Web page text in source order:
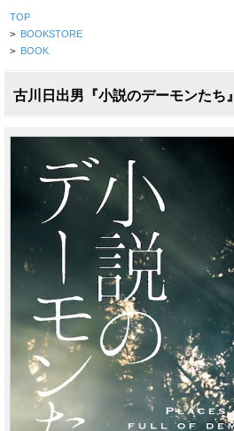
TOP
> BOOKSTORE
> BOOK
古川日出男『小説のデーモンたち』